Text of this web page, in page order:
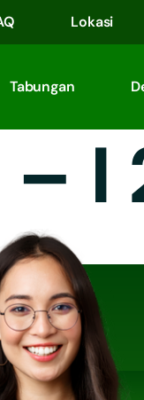
Lokasi
Tabungan
–